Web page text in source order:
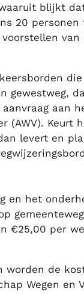
blijkt
20 personen
van
gewestweg,
aan
(AWV). Keurt
levert en
en het
€25,00 per
worden de
Wegen en